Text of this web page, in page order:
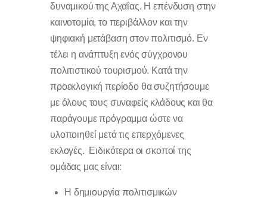
δυναμικού της Αχαΐας. Η επένδυση στην
καινοτομία, το περιβάλλον και την
ψηφιακή μετάβαση στον πολιτισμό. Εν
τέλει η ανάπτυξη ενός σύγχρονου
πολιτιστικού τουρισμού. Κατά την
προεκλογική περίοδο θα συζητήσουμε
με όλους τους συναφείς κλάδους και θα
παράγουμε πρόγραμμα ώστε να
υλοποιηθεί μετά τις επερχόμενες
εκλογές. Ειδικότερα οι σκοποί της
ομάδας μας είναι:
Η δημιουργία πολιτισμικών